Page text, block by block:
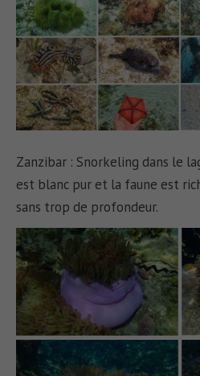
Zanzibar : Snorkeling dans le
est blanc pur et la faune est
sans trop de profondeur.